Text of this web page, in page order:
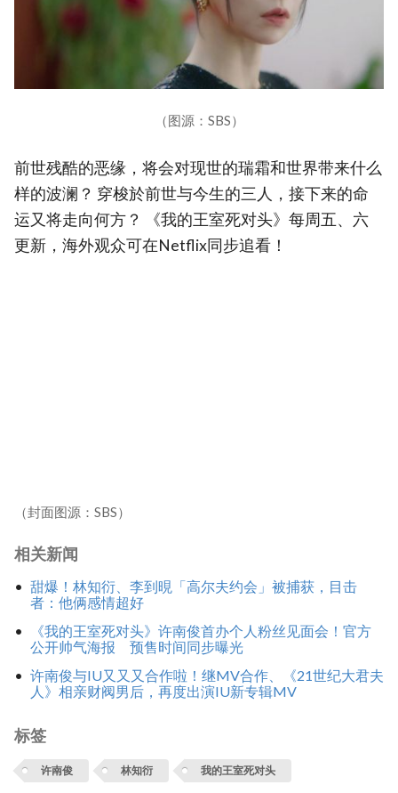
（图源：SBS）
前世残酷的恶缘，将会对现世的瑞霜和世界带来什么
样的波澜？ 穿梭於前世与今生的三人，接下来的命
运又将走向何方？ 《我的王室死对头》每周五、六
更新，海外观众可在Netflix同步追看！
（封面图源：SBS）
相关新闻
甜爆！林知衍、李到晛「高尔夫约会」被捕获，目击
者：他俩感情超好
《我的王室死对头》许南俊首办个人粉丝见面会！官方
公开帅气海报 预售时间同步曝光
许南俊与IU又又又合作啦！继MV合作、《21世纪大君夫
人》相亲财阀男后，再度出演IU新专辑MV
标签
许南俊 林知衍 我的王室死对头